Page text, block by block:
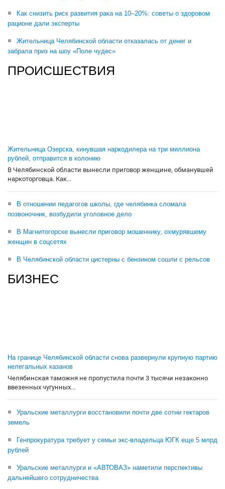
Как снизить риск развития рака на 10–20%: советы о здоровом
рационе дали эксперты
Жительница Челябинской области отказалась от денег и
забрала приз на шоу «Поле чудес»
ПРОИСШЕСТВИЯ
Жительница Озерска, кинувшая наркодилера на три миллиона
рублей, отправится в колонию
В Челябинской области вынесли приговор женщине, обманувшей
наркоторговца. Как...
В отношении педагогов школы, где челябинка сломала
позвоночник, возбудили уголовное дело
В Магнитогорске вынесли приговор мошеннику, охмурявшему
женщин в соцсетях
В Челябинской области цистерны с бензином сошли с рельсов
БИЗНЕС
На границе Челябинской области снова развернули крупную партию
нелегальных казанов
Челябинская таможня не пропустила почти 3 тысячи незаконно
ввезенных чугунных...
Уральские металлурги восстановили почти две сотни гектаров
земель
Генпрокуратура требует у семьи экс-владельца ЮГК еще 5 млрд
рублей
Уральские металлурги и «АВТОВАЗ» наметили перспективы
дальнейшего сотрудничества